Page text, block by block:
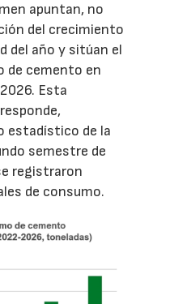
apuntan, no
del crecimiento
del año y sitúan el
de cemento en
Esta
estadístico de la
semestre de
registraron
de consumo.